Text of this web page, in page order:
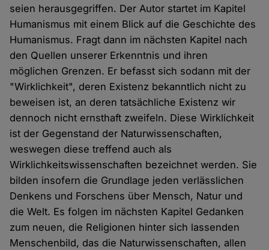
seien herausgegriffen. Der Autor startet im Kapitel
Humanismus mit einem Blick auf die Geschichte des
Humanismus. Fragt dann im nächsten Kapitel nach
den Quellen unserer Erkenntnis und ihren
möglichen Grenzen. Er befasst sich sodann mit der
"Wirklichkeit", deren Existenz bekanntlich nicht zu
beweisen ist, an deren tatsächliche Existenz wir
dennoch nicht ernsthaft zweifeln. Diese Wirklichkeit
ist der Gegenstand der Naturwissenschaften,
weswegen diese treffend auch als
Wirklichkeitswissenschaften bezeichnet werden. Sie
bilden insofern die Grundlage jeden verlässlichen
Denkens und Forschens über Mensch, Natur und
die Welt. Es folgen im nächsten Kapitel Gedanken
zum neuen, die Religionen hinter sich lassenden
Menschenbild, das die Naturwissenschaften, allen